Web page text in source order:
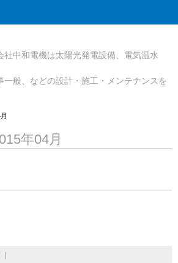
社中和電機は太陽光発電設備、電気温水
一般、などの設計・施工・メンテナンスを
年04月